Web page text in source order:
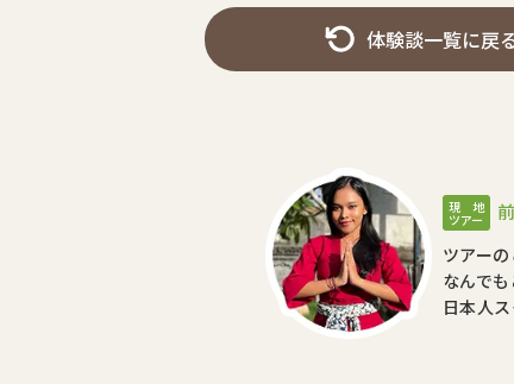
体験談一覧に戻
現 地
ツアー
ツアー
なんで
日本人